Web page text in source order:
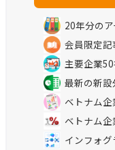
20年分の
会員限定記
主要企業
最新の新
ベトナム
ベトナム
インフォ